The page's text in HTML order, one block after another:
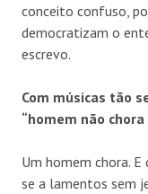
conceito confuso,
democratizam o
escrevo.
Com músicas tão
“homem não
Um homem chora.
se a lamentos sem